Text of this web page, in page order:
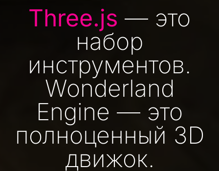
Three.js — это
набор
инструментов.
Wonderland
Engine — это
полноценный 3D
движок.